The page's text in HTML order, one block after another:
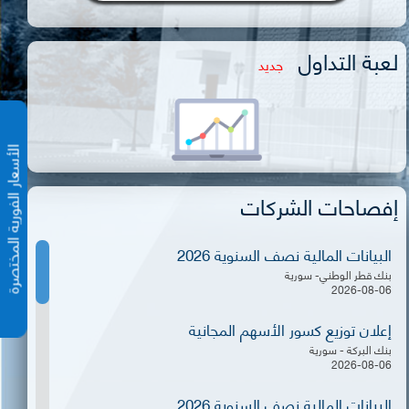
الأسعار
لعبة التداول جديد
إفصاحات الشركات
البيانات المالية نصف السنوية 2026
بنك قطر الوطني- سورية
2026-08-06
إعلان توزيع كسور الأسهم المجانية
بنك البركة - سورية
2026-08-06